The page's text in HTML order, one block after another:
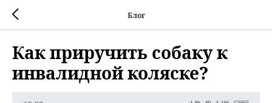
Блог
Как приручить собаку к
инвалидной коляске?